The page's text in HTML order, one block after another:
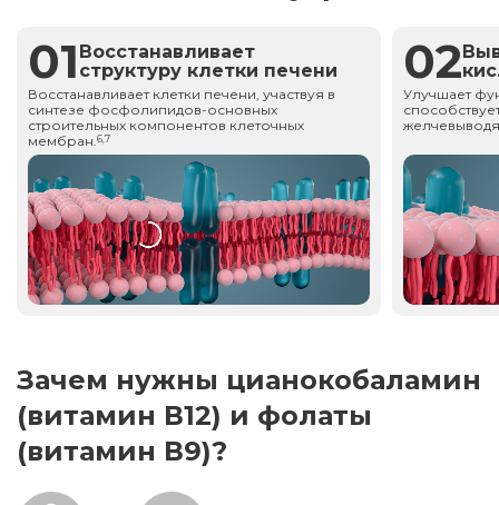
01 Восстанавливает
структуру клетки печени
Восстанавливает клетки печени, участвуя в
синтезе фосфолипидов-основных
строительных компонентов клеточных
мембран.6,7
02
Улучшает
Зачем нужны цианокобаламин
(витамин В12) и фолаты
(витамин В9)?